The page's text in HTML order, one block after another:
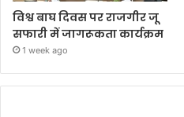
विश्व बाघ दिवस पर राजगीर जू
सफारी में जागरूकता कार्यक्रम
1 week ago